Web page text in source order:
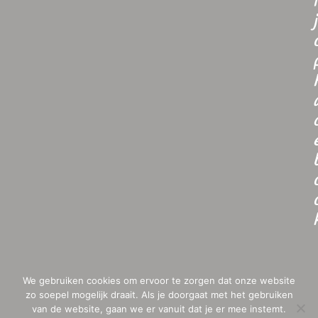
j
We gebruiken cookies om ervoor te zorgen dat onze website
zo soepel mogelijk draait. Als je doorgaat met het gebruiken
van de website, gaan we er vanuit dat je er mee instemt.